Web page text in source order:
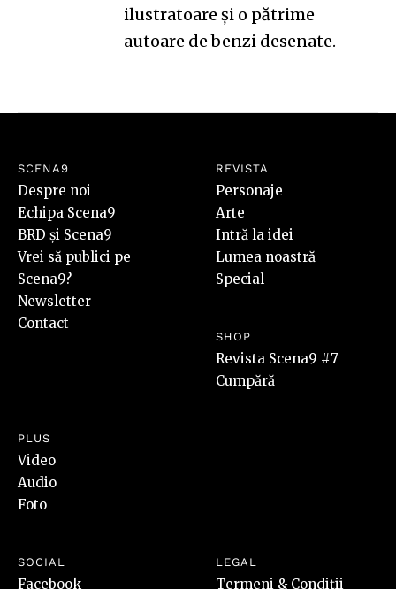
ilustratoare și o pătrime
autoare de benzi desenate.
SCENA9
Despre noi
Echipa Scena9
BRD și Scena9
Vrei să publici pe
Scena9?
Newsletter
Contact
REVISTA
Personaje
Arte
Intră la idei
Lumea noastră
Special
SHOP
Revista Scena9 #7
Cumpără
PLUS
Video
Audio
Foto
SOCIAL
Facebook
LEGAL
Termeni & Condiții